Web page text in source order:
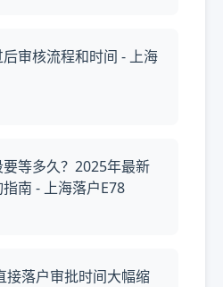
审核流程和时间 - 上海
等多久？2025年最新
南 - 上海落户E78
接落户审批时间大幅缩